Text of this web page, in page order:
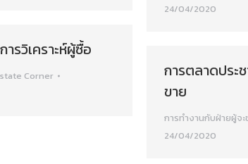
24/04/2020
รวิเคราะห์ผู้ซื้อ
Corner
การตลาดประ
ขาย
การทำงานกับฝ่ายผู้จะ
24/04/2020